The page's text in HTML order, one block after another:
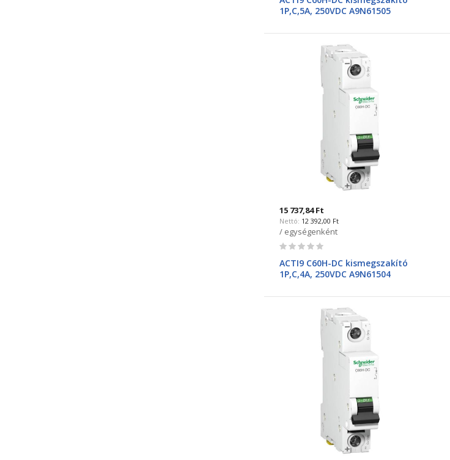
1P,C,5A, 250VDC A9N61505
15 737,84 Ft
12 392,00 Ft
/ egységenként
Rating:
ACTI9 C60H-DC kismegszakító
1P,C,4A, 250VDC A9N61504